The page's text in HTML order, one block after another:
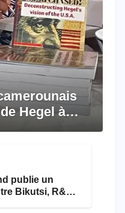
Hegel à
publie un
Bikutsi, R&B